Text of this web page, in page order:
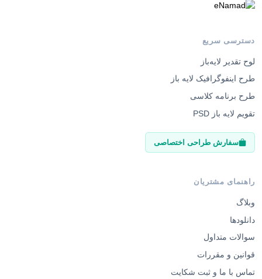
دسترسی سریع
لوح تقدیر لایه‌باز
طرح اینفوگرافیک لایه باز
طرح برنامه کلاسی
تقویم لایه باز PSD
سفارش طراحی اختصاصی
راهنمای مشتریان
وبلاگ
دانلودها
سوالات متداول
قوانین و مقررات
تماس با ما و ثبت شکایت